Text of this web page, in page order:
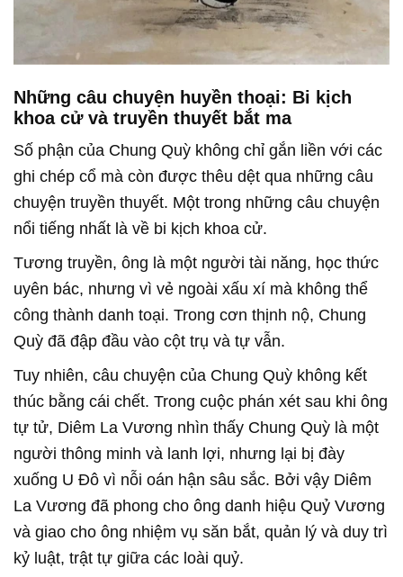
Những câu chuyện huyền thoại: Bi kịch
khoa cử và truyền thuyết bắt ma
Số phận của Chung Quỳ không chỉ gắn liền với các
ghi chép cổ mà còn được thêu dệt qua những câu
chuyện truyền thuyết. Một trong những câu chuyện
nổi tiếng nhất là về bi kịch khoa cử.
Tương truyền, ông là một người tài năng, học thức
uyên bác, nhưng vì vẻ ngoài xấu xí mà không thể
công thành danh toại. Trong cơn thịnh nộ, Chung
Quỳ đã đập đầu vào cột trụ và tự vẫn.
Tuy nhiên, câu chuyện của Chung Quỳ không kết
thúc bằng cái chết. Trong cuộc phán xét sau khi ông
tự tử, Diêm La Vương nhìn thấy Chung Quỳ là một
người thông minh và lanh lợi, nhưng lại bị đày
xuống U Đô vì nỗi oán hận sâu sắc. Bởi vậy Diêm
La Vương đã phong cho ông danh hiệu Quỷ Vương
và giao cho ông nhiệm vụ săn bắt, quản lý và duy trì
kỷ luật, trật tự giữa các loài quỷ.